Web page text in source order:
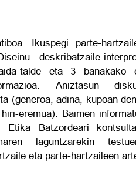
Ikuspegi parte-
deskribatzaile-
talde eta 3 banakako
Aniztasun
(generoa, adina, kupoan
eremua). Baimen
Etika Batzordeari
laguntzarekin
eta parte-hartzaileen